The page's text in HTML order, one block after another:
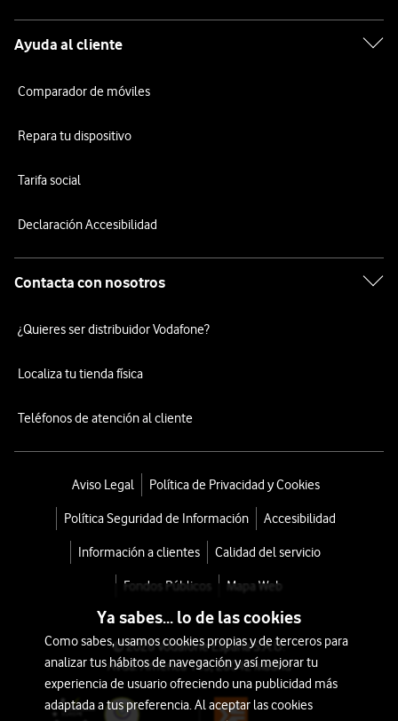
Ayuda al cliente
Comparador de móviles
Repara tu dispositivo
Tarifa social
Declaración Accesibilidad
Contacta con nosotros
¿Quieres ser distribuidor Vodafone?
Localiza tu tienda física
Teléfonos de atención al cliente
Aviso Legal Política de Privacidad y Cookies
Política Seguridad de Información Accesibilidad
Información a clientes Calidad del servicio
Fondos Públicos Mapa Web
© 2026 Vodafone España S.A.U.
Avda. América 115, 28042 Madrid
Ya sabes... lo de las cookies
Como sabes, usamos cookies propias y de terceros para
analizar tus hábitos de navegación y así mejorar tu
experiencia de usuario ofreciendo una publicidad más
adaptada a tus preferencia. Al aceptar las cookies